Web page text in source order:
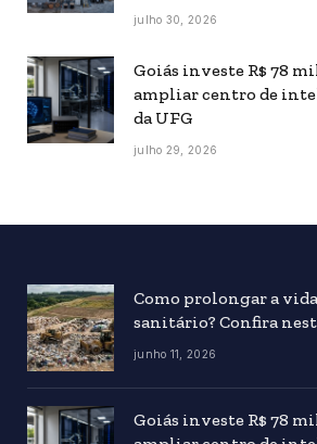
julho 30, 2026
Goiás investe R$ 78
ampliar centro de
da UFG
julho 29, 2026
Como prolongar a
sanitário? Confira
junho 11, 2026
Goiás investe R$ 78